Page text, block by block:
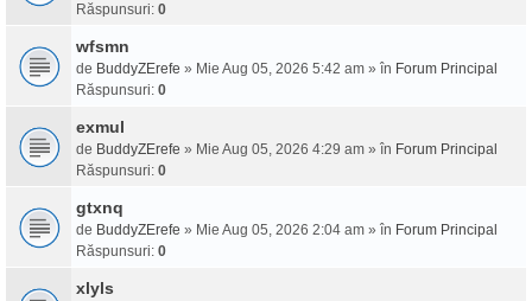
Răspunsuri: 0
wfsmn
de BuddyZErefe » Mie Aug 05, 2026 5:42 am » în Forum Principal
Răspunsuri: 0
exmul
de BuddyZErefe » Mie Aug 05, 2026 4:29 am » în Forum Principal
Răspunsuri: 0
gtxnq
de BuddyZErefe » Mie Aug 05, 2026 2:04 am » în Forum Principal
Răspunsuri: 0
xlyls